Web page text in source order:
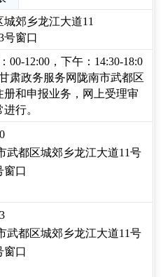
郊乡龙江大道11
号窗口
00-12:00，下午：14:30-18:0
肃政务服务网陇南市武都区
和申报业务，网上受理审
行。
武都区城郊乡龙江大道11号
窗口
武都区城郊乡龙江大道11号
窗口